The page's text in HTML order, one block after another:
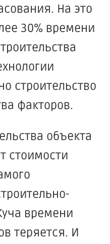
На это
30% времени
строительство
факторов.
объекта
стоимости
времени
теряется. И